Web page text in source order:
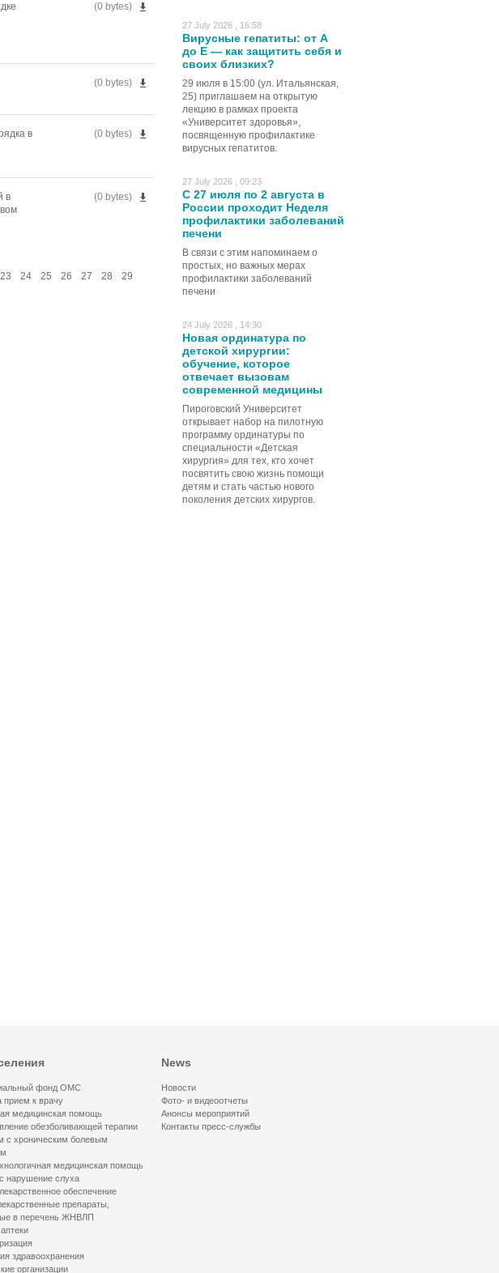
27 July 2026 , 16:58
Вирусные гепатиты: от А
до Е — как защитить себя и
своих близких?
29 июля в 15:00 (ул. Итальянская,
25) приглашаем на открытую
лекцию в рамках проекта
«Университет здоровья»,
посвященную профилактике
вирусных гепатитов.
27 July 2026 , 09:23
С 27 июля по 2 августа в
России проходит Неделя
профилактики заболеваний
печени
В связи с этим напоминаем о
простых, но важных мерах
профилактики заболеваний
печени
24 July 2026 , 14:30
Новая ординатура по
детской хирургии:
обучение, которое
отвечает вызовам
современной медицины
Пироговский Университет
открывает набор на пилотную
программу ординатуры по
специальности «Детская
хирургия» для тех, кто хочет
посвятить свою жизнь помощи
детям и стать частью нового
поколения детских хирургов.
(0 bytes)
(0 bytes)
(0 bytes)
в
(0 bytes)
в
23 24 25 26 27 28
29
фонд ОМС
прием к врачу
медицинская помощь
обезболивающей терапии
с хроническим болевым
медицинская помощь
нарушение слуха
обеспечение
препараты,
в перечень ЖНВЛП
здравоохранения
организации
News
Новости
Фото- и видеоотчеты
Анонсы мероприятий
Контакты пресс-службы